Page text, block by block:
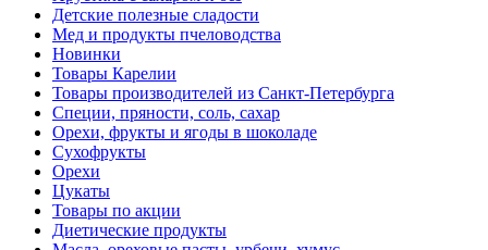
Детские полезные сладости
Мед и продукты пчеловодства
Новинки
Товары Карелии
Товары производителей из Санкт-Петербурга
Специи, пряности, соль, сахар
Орехи, фрукты и ягоды в шоколаде
Сухофрукты
Орехи
Цукаты
Товары по акции
Диетические продукты